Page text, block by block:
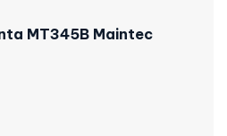
MT345B Maintec